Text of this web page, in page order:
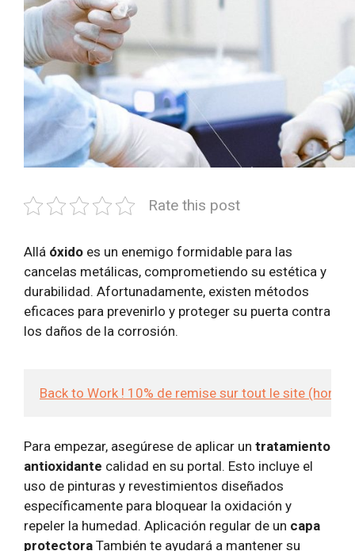
Rate this post
Allá óxido es un enemigo formidable para las
cancelas metálicas, comprometiendo su estética y
durabilidad. Afortunadamente, existen métodos
eficaces para prevenirlo y proteger su puerta contra
los daños de la corrosión.
Back to Work ! 10% de remise sur tout le site (hors
Para empezar, asegúrese de aplicar un tratamiento
antioxidante calidad en su portal. Esto incluye el
uso de pinturas y revestimientos diseñados
específicamente para bloquear la oxidación y
repeler la humedad. Aplicación regular de un capa
protectora También te ayudará a mantener su